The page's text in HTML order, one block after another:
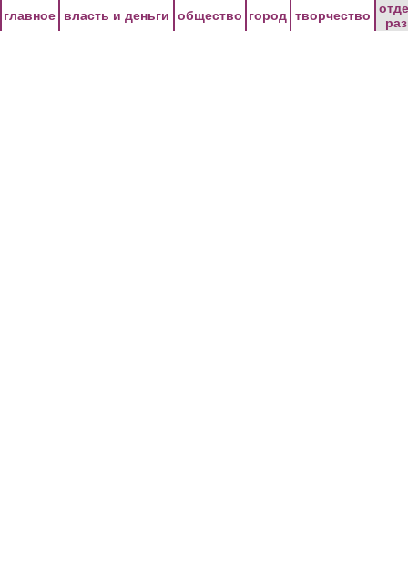
главное власть и деньги общество город творчество